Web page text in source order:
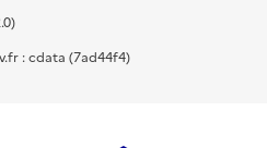
: cdata (7ad44f4)